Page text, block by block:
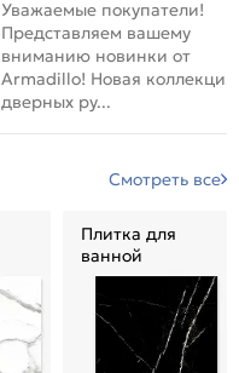
вниманию новинки от
Armadillo!
Уважаемые покупатели!
Представляем вашему
вниманию новинки от
Armadillo! Новая коллекция
дверных ру...
Смотреть все
Плитка для
ванной